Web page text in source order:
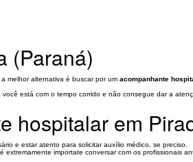
(Paraná)
melhor alternativa é buscar por um acompanhante
está com o tempo corrido e não consegue dar a
hospitalar em
e estar atento para solicitar auxílio médico, se preciso.
importate conversar com os profissionais